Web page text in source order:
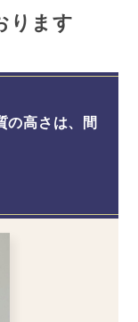
ります
の高さは、間